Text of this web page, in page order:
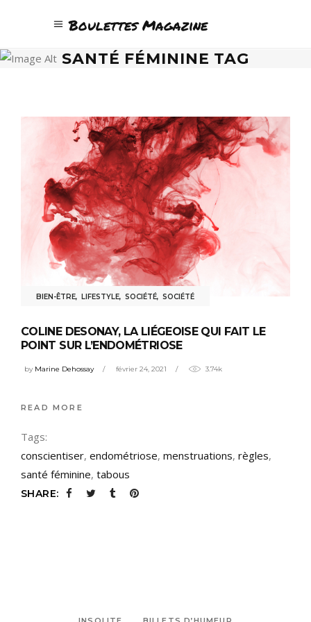
Boulettes Magazine
SANTÉ FÉMININE TAG
BIEN-ÊTRE, LIFESTYLE, SOCIÉTÉ, SOCIÉTÉ
COLINE DESONAY, LA LIÉGEOISE QUI FAIT LE
POINT SUR L’ENDOMÉTRIOSE
by Marine Dehossay février 24, 2021 3.74k
READ MORE
Tags:
conscientiser, endométriose, menstruations, règles,
santé féminine, tabous
SHARE: